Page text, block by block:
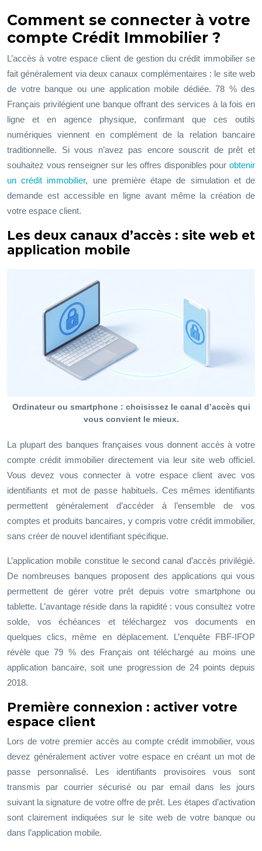
Comment se connecter à votre
compte Crédit Immobilier ?
L’accès à votre espace client de gestion du crédit immobilier se
fait généralement via deux canaux complémentaires : le site web
de votre banque ou une application mobile dédiée. 78 %des
Français privilégient une banque offrant des services à la fois en
ligne et en agence physique, confirmant que ces outils
numériques viennent en complément de la relation bancaire
traditionnelle. Si vous n’avez pas encore souscrit de prêt et
souhaitez vous renseigner sur les offres disponibles pour obtenir
un crédit immobilier, une première étape de simulation et de
demande est accessible en ligne avant même la création de
votre espace client.
Les deux canaux d’accès : site web et
application mobile
Ordinateur ou smartphone : choisissez le canal d’accès qui
vous convient le mieux.
La plupart des banques françaises vous donnent accès à votre
compte crédit immobilier directement via leur site web officiel.
Vous devez vous connecter à votre espace client avec vos
identifiants et mot de passe habituels. Ces mêmes identifiants
permettent généralement d’accéder à l’ensemble de vos
comptes et produits bancaires, y compris votre crédit immobilier,
sans créer de nouvel identifiant spécifique.
L’application mobile constitue le second canal d’accès privilégié.
De nombreuses banques proposent des applications qui vous
permettent de gérer votre prêt depuis votre smartphone ou
tablette. L’avantage réside dans la rapidité : vous consultez votre
solde, vos échéances et téléchargez vos documents en
quelques clics, même en déplacement. L’enquête FBF-IFOP
révèle que79 %des Français ont téléchargé au moins une
application bancaire, soit une progression de 24 points depuis
2018.
Première connexion : activer votre
espace client
Lors de votre premier accès au compte crédit immobilier, vous
devez généralement activer votre espace en créant un mot de
passe personnalisé. Les identifiants provisoires vous sont
transmis par courrier sécurisé ou par email dans les jours
suivant la signature de votre offre de prêt. Les étapes d’activation
sont clairement indiquées sur le site web de votre banque ou
dans l’application mobile.